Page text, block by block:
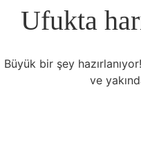
Ufukta
Büyük bir şey
ve